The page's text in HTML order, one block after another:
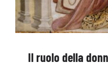
Il ruolo della